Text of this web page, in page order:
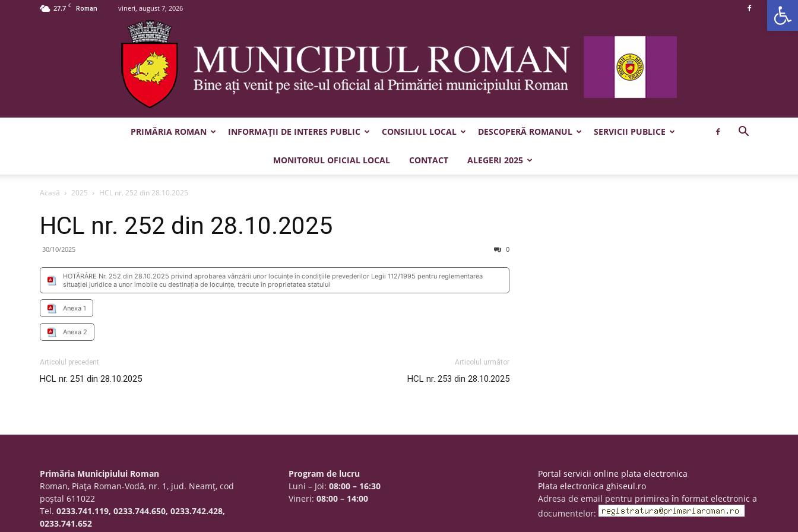
27.7 C Roman vineri, august 7, 2026
Municipiul
PRIMĂRIA ROMAN INFORMAȚII DE INTERES PUBLIC CONSILIUL LOCAL DESCOPERĂ ROMANUL SERVICII PUBLICE
MONITORUL OFICIAL LOCAL CONTACT ALEGERI 2025
Acasă 2025 HCL nr. 252 din 28.10.2025
HCL nr. 252 din 28.10.2025
30/10/2025 0
HOTĂRÂRE Nr. 252 din 28.10.2025 privind aprobarea vânzării unor locuințe în condițiile prevederilor Legii 112/1995 pentru reglementarea
situației juridice a unor imobile cu destinația de locuințe, trecute în proprietatea statului
Anexa 1
Anexa 2
Articolul precedent
HCL nr. 251 din 28.10.2025
Articolul următor
HCL nr. 253 din 28.10.2025
Primăria Municipiului Roman
Roman, Piaţa Roman-Vodă, nr. 1, jud. Neamţ, cod
poştal 611022
Tel.0233.741.119, 0233.744.650, 0233.742.428,
0233.741.652
Program de lucru
Luni – Joi:08:00 – 16:30
Vineri:08:00 – 14:00
Portal servicii online plata electronica
Plata electronica ghiseul.ro
Adresa de email pentru primirea în format electronic a
documentelor: